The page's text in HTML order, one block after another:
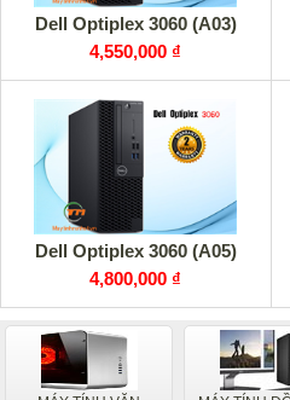
Dell Optiplex 3060 (A03)
4,550,000 ₫
Dell Optiplex 3060 (A05)
4,800,000 ₫